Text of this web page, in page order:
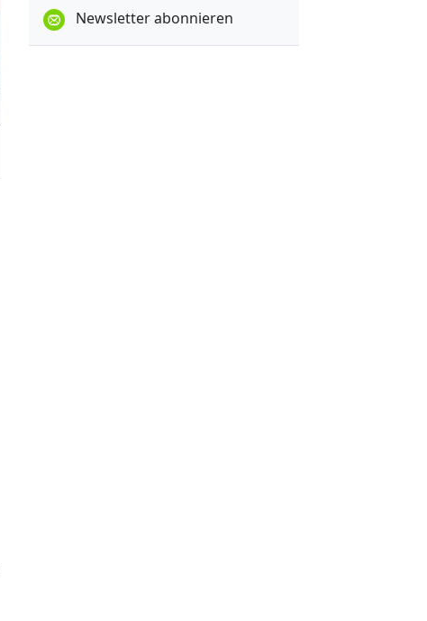
Newsletter abonnieren